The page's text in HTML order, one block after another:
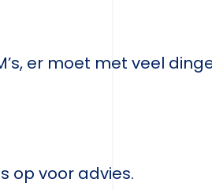
er moet met veel
op voor advies.